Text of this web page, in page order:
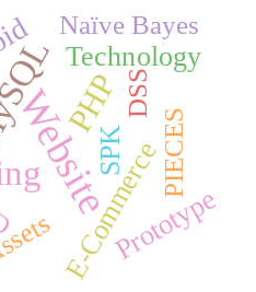
Website
PHP
SPK
Technology
E-CommercePrototype
DSS
Naïve Bayes
PIECES